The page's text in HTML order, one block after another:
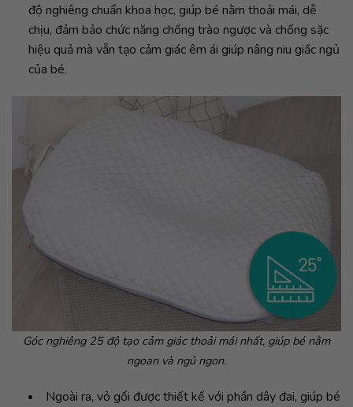
độ nghiêng chuẩn khoa học, giúp bé nằm thoải mái, dễ
chịu, đảm bảo chức năng chống trào ngược và chống sặc
hiệu quả mà vẫn tạo cảm giác êm ái giúp nâng niu giấc ngủ
của bé.
Góc nghiêng 25 độ tạo cảm giác thoải mái nhất, giúp bé nằm
ngoan và ngủ ngon.
Ngoài ra, vỏ gối được thiết kế với phần dây đai, giúp bé